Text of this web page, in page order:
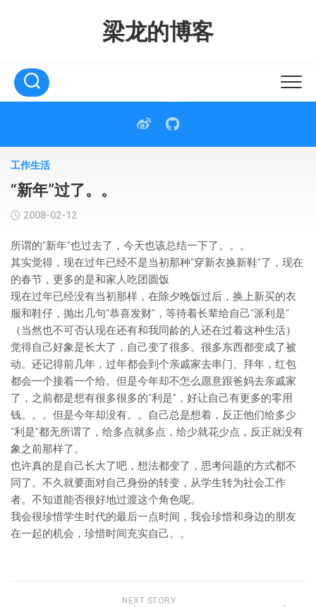
梁龙的博客
工作生活
“新年”过了。。
2008-02-12
所谓的“新年”也过去了，今天也该总结一下了。。。
其实觉得，现在过年已经不是当初那种“穿新衣换新鞋”了，现在
的春节，更多的是和家人吃团圆饭
现在过年已经没有当初那样，在除夕晚饭过后，换上新买的衣
服和鞋仔，抛出几句“恭喜发财”，等待着长辈给自己“派利是”
（当然也不可否认现在还有和我同龄的人还在过着这种生活）
觉得自己好象是长大了，自己变了很多。很多东西都变成了被
动。还记得前几年，过年都会到个亲戚家去串门、拜年，红包
都会一个接着一个给。但是今年却不怎么愿意跟爸妈去亲戚家
了，之前都是想有很多很多的“利是”，好让自己有更多的零用
钱。。。但是今年却没有。。自己总是想着，反正他们给多少
“利是”都无所谓了，给多点就多点，给少就花少点，反正就没有
象之前那样了。
也许真的是自己长大了吧，想法都变了，思考问题的方式都不
同了。不久就要面对自己身份的转变，从学生转为社会工作
者。不知道能否很好地过渡这个角色呢。
我会很珍惜学生时代的最后一点时间，我会珍惜和身边的朋友
在一起的机会，珍惜时间充实自己。。
NEXT STORY